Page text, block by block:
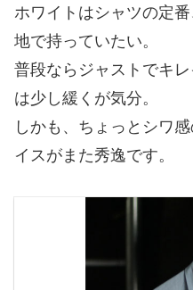
ホワイトはシャツの定
地で持っていたい。
普段ならジャストでキ
は少し緩くが気分。
しかも、ちょっとシワ
イスがまた秀逸です。